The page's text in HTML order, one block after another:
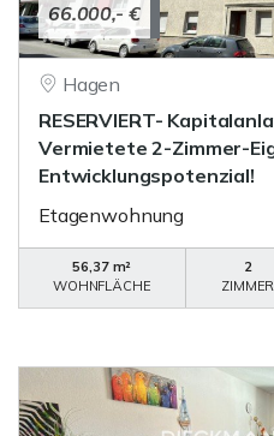
66.000,- €
Hagen
RESERVIERT-
Vermietete 2-Zimmer-
Entwicklungspotenzial!
Etagenwohnung
56,37 m²
WOHNFLÄCHE
2
ZIMMER